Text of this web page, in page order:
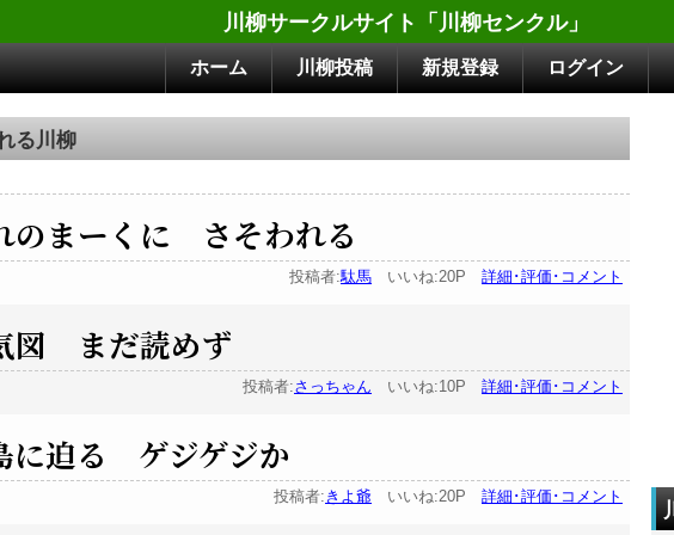
川柳サークルサイト「川柳センクル」
ホーム 川柳投稿 新規登録 ログイン
る川柳
まーくに さそわれる
投稿者:駄馬 いいね:20P 詳細･評価･コメント
図 まだ読めず
投稿者:さっちゃん いいね:10P 詳細･評価･コメント
迫る ゲジゲジか
投稿者: きよ爺 いいね:20P 詳細･評価･コメント